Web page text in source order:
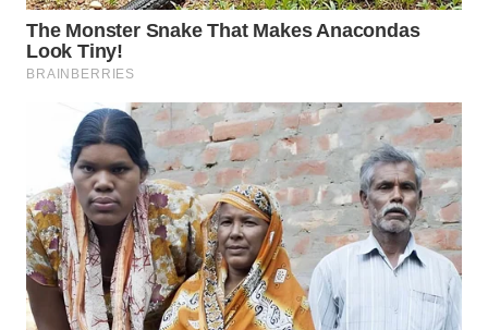
WN
LANGKAT
WN
TAPANULI
SELATAN
WN
TANJUNG
LESUNG